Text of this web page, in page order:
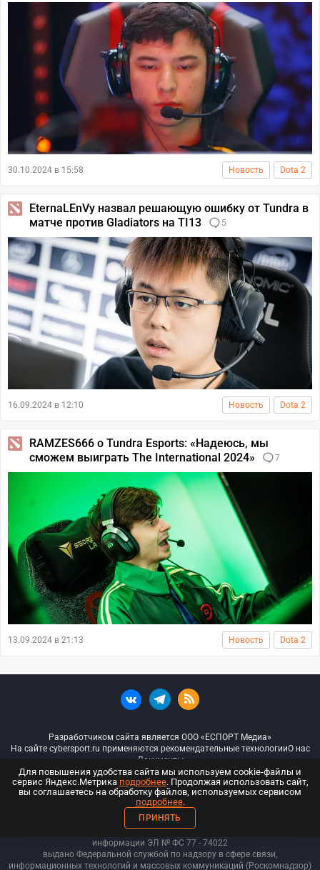
30.10.2024 в 15:58 Новость Dota 2
EternaLEnVy назвал решающую ошибку от Tundra в
матче против Gladiators на TI13
5
16.09.2024 в 12:10 Новость Dota 2
RAMZES666 о Tundra Esports: «Надеюсь, мы
сможем выиграть The International 2024»
7
13.09.2024 в 21:13 Новость Dota 2
Разработчиком сайта является ООО «ЕСПОРТ Медиа»
На сайте cybersport.ru применяются рекомендательные технологииО нас
Документы
© ООО «Киберспорт.ру» — Все права защищены
18+
ООО «Киберспорт.ру». Свидетельство о регистрации средств массовой
информации ЭЛ № ФС 77 - 74022
выдано Федеральной службой по надзору в сфере связи,
информационных технологий и массовых коммуникаций (Роскомнадзор)
Для повышения удобства сайта мы используем cookie-файлы и
сервис Яндекс.Метрика подробнее. Продолжая использовать сайт,
вы соглашаетесь на обработку файлов, используемых сервисом
подробнее.
ПРИНЯТЬ